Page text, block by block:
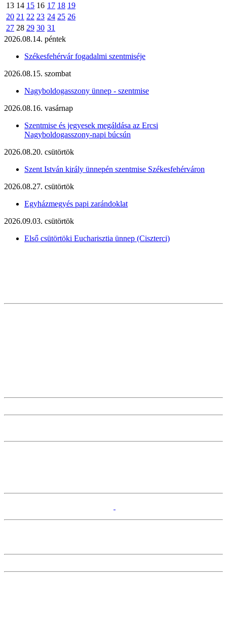
13 14 15 16 17 18 19
20 21 22 23 24 25 26
27 28 29 30 31
2026.08.14. péntek
Székesfehérvár fogadalmi szentmiséje
2026.08.15. szombat
Nagyboldogasszony ünnep - szentmise
2026.08.16. vasárnap
Szentmise és jegyesek megáldása az Ercsi
Nagyboldogasszony-napi búcsún
2026.08.20. csütörtök
Szent István király ünnepén szentmise Székesfehérváron
2026.08.27. csütörtök
Egyházmegyés papi zarándoklat
2026.09.03. csütörtök
Első csütörtöki Eucharisztia ünnep (Ciszterci)